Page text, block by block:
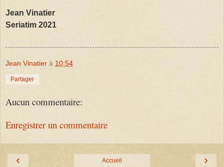
Jean Vinatier
Seriatim 2021
Jean Vinatier à 10:54
Partager
Aucun commentaire:
Enregistrer un commentaire
‹ ›
Accueil